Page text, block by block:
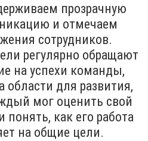
прозрачную
и отмечаем
сотрудников.
регулярно обращают
на успехи команды,
области для развития,
мог оценить свой
понять, как его работа
на общие цели.